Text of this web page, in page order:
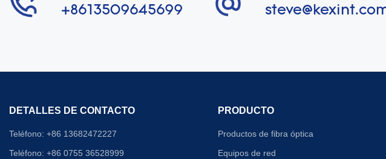
+8613509645699
DETALLES DE CONTACTO
Teléfono: +86 13682472227
Teléfono: +86 0755 36528999
PRODUCTO
Productos de fibra óptica
Equipos de red